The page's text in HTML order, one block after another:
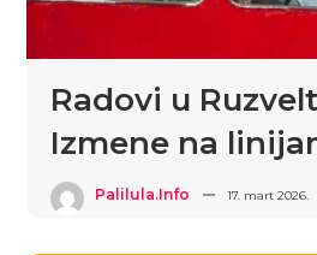
Radovi u
Izmene na
Palilula.info 17. mart 2026.